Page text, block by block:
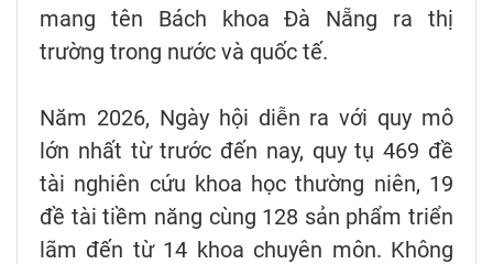
mang tên Bách khoa Đà Nẵng ra thị
trường trong nước và quốc tế.
Năm 2026, Ngày hội diễn ra với quy mô
lớn nhất từ trước đến nay, quy tụ 469 đề
tài nghiên cứu khoa học thường niên, 19
đề tài tiềm năng cùng 128 sản phẩm triển
lãm đến từ 14 khoa chuyên môn. Không